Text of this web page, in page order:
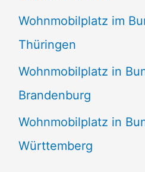
Wohnmobilplatz im
Thüringen
Wohnmobilplatz in
Brandenburg
Wohnmobilplatz in
Württemberg